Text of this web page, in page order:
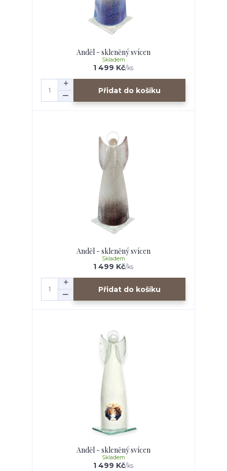
Anděl - skleněný svícen
1 499 Kč/ks
Skladem
Přidat do košíku
Anděl - skleněný svícen
1 499 Kč/ks
Skladem
Přidat do košíku
Anděl - skleněný svícen
1 499 Kč/ks
Skladem